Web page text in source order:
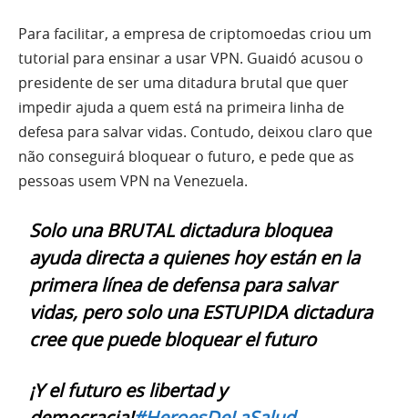
Para facilitar, a empresa de criptomoedas criou um
tutorial para ensinar a usar VPN. Guaidó acusou o
presidente de ser uma ditadura brutal que quer
impedir ajuda a quem está na primeira linha de
defesa para salvar vidas. Contudo, deixou claro que
não conseguirá bloquear o futuro, e pede que as
pessoas usem VPN na Venezuela.
Solo una BRUTAL dictadura bloquea
ayuda directa a quienes hoy están en la
primera línea de defensa para salvar
vidas, pero solo una ESTUPIDA dictadura
cree que puede bloquear el futuro
¡Y el futuro es libertad y